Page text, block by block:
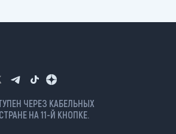
ЧЕРЕЗ КАБЕЛЬНЫХ
НА 11-Й КНОПКЕ.